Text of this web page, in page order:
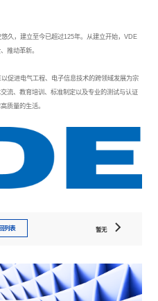
久，建立至今已超过125年。 从建立开始，VDE
推动革新。
促进电气工程、电子信息技术的跨领域发展为宗
流、教育培训、标准制定以及专业的测试与认证
质量的生活。
列表 暂无